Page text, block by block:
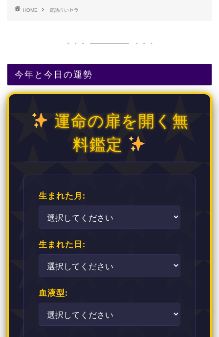
HOME 電話占いセラ
今年と今日の運勢
運命の扉を開く無
料鑑定
生まれた月:
生まれた日:
血液型: